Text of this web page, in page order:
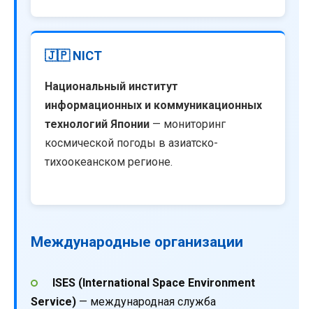
🇯🇵 NICT
Национальный институт
информационных и коммуникационных
технологий Японии — мониторинг
космической погоды в азиатско-
тихоокеанском регионе.
Международные организации
ISES (International Space Environment
Service) — международная служба